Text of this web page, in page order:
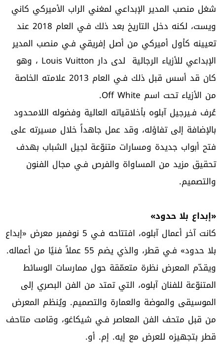
شغل منصب المدير الإبداعي لمغني الراب الأميركي كاني
ويست، لكنه دخل التاريخ بعد ذلك فـي العام 2018 عند
تعيينه كأول أميركي من أصل إفريقي فـي منصب المدير
الإبداعي للأزياء الرجالية لدى دار Louis Vuitton ، وهو
كان قد أسس قبل ذلك فـي العام 2013 علامته الخاصة
من الأزياء تحت اسم Off White.
عُرف فـيرجيل آبلوه بأخلاقياته العالية وفضوله اللامحدود
بالإضافة إلى تفاؤله، وقد عمل جاهداً خلال مسيرته على
فتح أبواب جديدة ومسارات متنوّعة لجيل الشباب بهدف
تحقيق مزيد من المساواة والفرص فـي مجال الفنون
والتصميم.
«إبداع بلا حدود»
كانت آخر أعمال آبلوه، افتتاحه فـي 5 نوفمبر معرض «إبداع
بلا حدود» فـي قطر، والذي يضم 55 عملاً فنيًا من أعماله.
ويقدّم المعرض نظرة متعمّقة حول ممارسات الوسائط
المتنوّعة للفنان آبلوه، التي تمتد من الفن البصري إلى
الموسيقى والموضة والعمارة والتصميم. ويُنظم المعرض
من قبل متحف الفن المعاصر فـي شيكاغو، وقامت متاحف
قطر بتجهيزه للعرض مع إيه. إم. أو.